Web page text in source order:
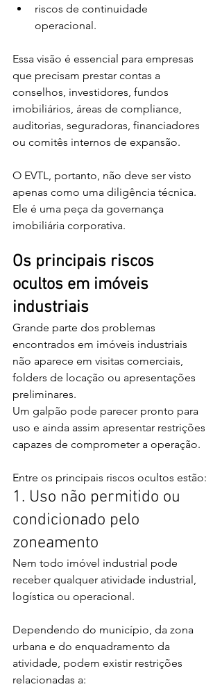
riscos de continuidade
operacional.
Essa visão é essencial para empresas
que precisam prestar contas a
conselhos, investidores, fundos
imobiliários, áreas de compliance,
auditorias, seguradoras, financiadores
ou comitês internos de expansão.
O EVTL, portanto, não deve ser visto
apenas como uma diligência técnica.
Ele é uma peça da governança
imobiliária corporativa.
Os principais riscos
ocultos em imóveis
industriais
Grande parte dos problemas
encontrados em imóveis industriais
não aparece em visitas comerciais,
folders de locação ou apresentações
preliminares.
Um galpão pode parecer pronto para
uso e ainda assim apresentar restrições
capazes de comprometer a operação.
Entre os principais riscos ocultos estão:
1. Uso não permitido ou
condicionado pelo
zoneamento
Nem todo imóvel industrial pode
receber qualquer atividade industrial,
logística ou operacional.
Dependendo do município, da zona
urbana e do enquadramento da
atividade, podem existir restrições
relacionadas a: